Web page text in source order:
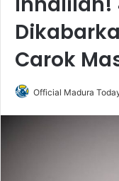
Carok
Official Madura